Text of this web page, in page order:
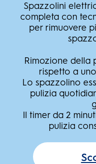
Spazzolini
completa con
per rimuovere
Rimozione della
rispetto a
Lo spazzolino
pulizia
Il timer da 2
pulizia